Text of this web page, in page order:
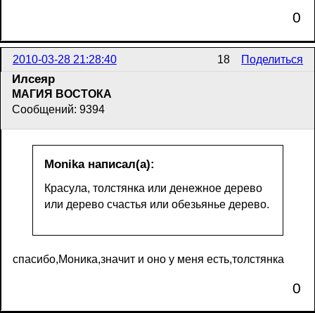
0
Поделиться
18
2010-03-28 21:28:40
Илсеяр
МАГИЯ ВОСТОКА
Сообщений: 9394
Monika написал(а):
Красула, толстянка или денежное дерево
или дерево счастья или обезьянье дерево.
спасибо,Моника,значит и оно у меня есть,толстянка
0